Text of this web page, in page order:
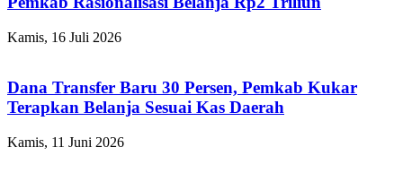
Kamis, 16 Juli 2026
Dana Transfer Baru 30 Persen, Pemkab Kukar
Terapkan Belanja Sesuai Kas Daerah
Kamis, 11 Juni 2026